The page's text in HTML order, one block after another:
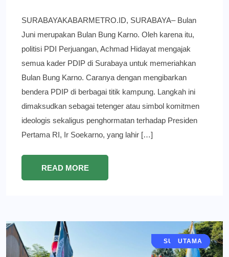
SURABAYAKABARMETRO.ID, SURABAYA– Bulan
Juni merupakan Bulan Bung Karno. Oleh karena itu,
politisi PDI Perjuangan, Achmad Hidayat mengajak
semua kader PDIP di Surabaya untuk memeriahkan
Bulan Bung Karno. Caranya dengan mengibarkan
bendera PDIP di berbagai titik kampung. Langkah ini
dimaksudkan sebagai tetenger atau simbol komitmen
ideologis sekaligus penghormatan terhadap Presiden
Pertama RI, Ir Soekarno, yang lahir […]
READ MORE
BERITA
HUMANIORA
JAWA TIMUR
SURABAYA
UTAMA